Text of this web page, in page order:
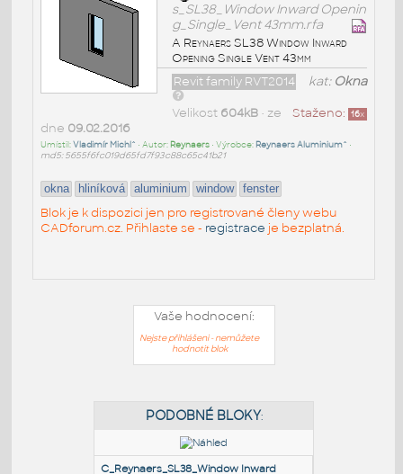
s_SL38_Window Inward Openin
g_Single_Vent 43mm.rfa
A Reynaers SL38 Window Inward
Opening Single Vent 43mm
kat: Okna
Revit family RVT2014
Staženo: 16x
Velikost 604kB• ze
dne 09.02.2016
Umístil:Vladimír Michl^ • Autor: Reynaers• Výrobce: Reynaers Aluminium^ •
md5: 5655f6fc019d65fd7f93c88c65c41b21
okna hliníková aluminium window fenster
Blok je k dispozici jen pro registrované členy webu
CADforum.cz. Přihlaste se - registrace je bezplatná.
Vaše hodnocení:
Nejste přihlášeni - nemůžete
hodnotit blok